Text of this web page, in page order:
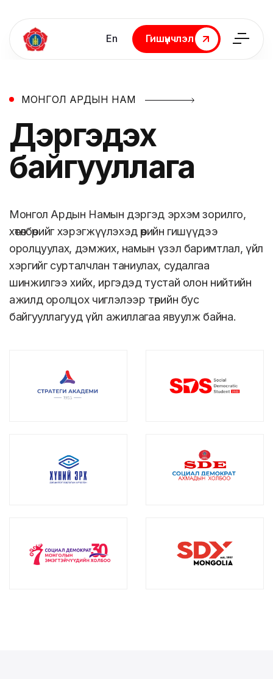
En
Гишүүнчлэл
Гишүүнчлэл
МОНГОЛ АРДЫН НАМ
Дэргэдэх
байгууллага
Монгол Ардын Намын дэргэд эрхэм зорилго,
хөтөлбөрийг хэрэгжүүлэхэд өөрийн гишүүдээ
оролцуулах, дэмжих, намын үзэл баримтлал, үйл
хэргийг сурталчлан таниулах, судалгаа
шинжилгээ хийх, иргэдэд тустай олон нийтийн
ажилд оролцох чиглэлээр төрийн бус
байгууллагууд үйл ажиллагаа явуулж байна.